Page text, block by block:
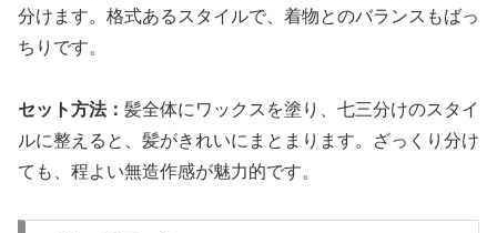
分けます。格式あるスタイルで、着物とのバランスもばっ
ちりです。
セット方法： 髪全体にワックスを塗り、七三分けのスタイ
ルに整えると、髪がきれいにまとまります。ざっくり分け
ても、程よい無造作感が魅力的です。